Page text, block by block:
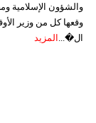
والشؤون الإسلامية
وقعها كل من وزير
ال�... المزيد